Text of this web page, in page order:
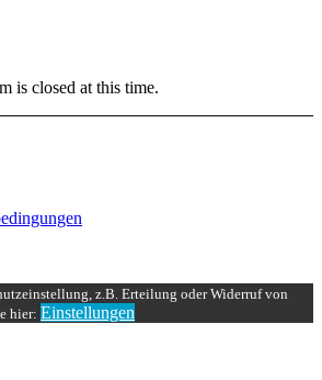
is closed at this time.
z.B. Erteilung oder Widerruf von
hier: Einstellungen